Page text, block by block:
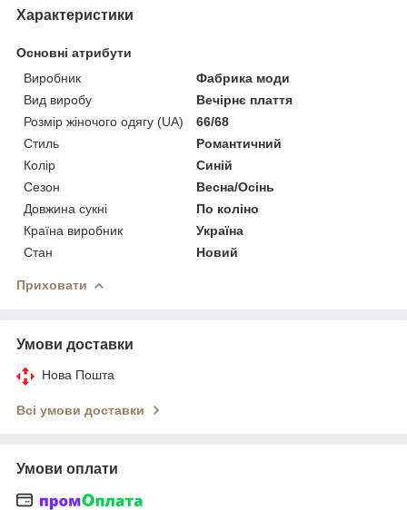
Характеристики
Основні атрибути
Виробник
Фабрика моди
Вид виробу
Вечірнє плаття
Розмір жіночого одягу (UA)
66/68
Стиль
Романтичний
Колір
Синій
Сезон
Весна/Осінь
Довжина сукні
По коліно
Країна виробник
Україна
Стан
Новий
Приховати
Умови доставки
Нова Пошта
Всі умови доставки
Умови оплати